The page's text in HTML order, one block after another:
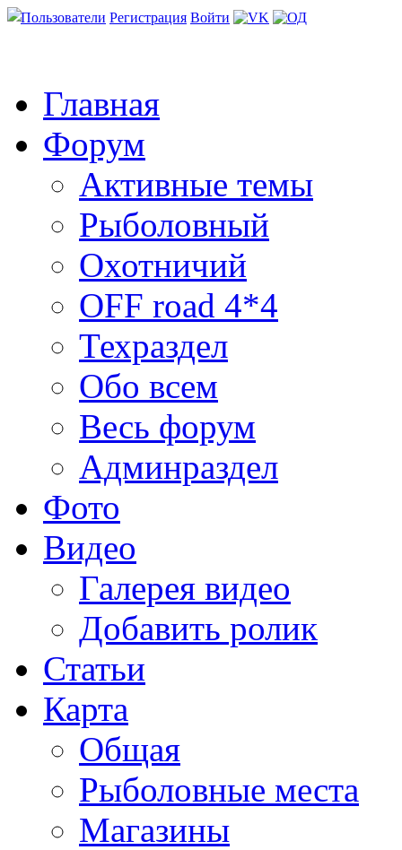
Пользователи Регистрация Войти
Главная
Форум
Активные темы
Рыболовный
Охотничий
OFF road 4*4
Техраздел
Обо всем
Весь форум
Админраздел
Фото
Видео
Галерея видео
Добавить ролик
Статьи
Карта
Общая
Рыболовные места
Магазины